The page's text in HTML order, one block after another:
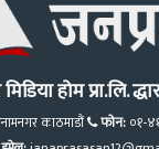
होम प्रा.लि.
काठमाडौं फोन: ०१-